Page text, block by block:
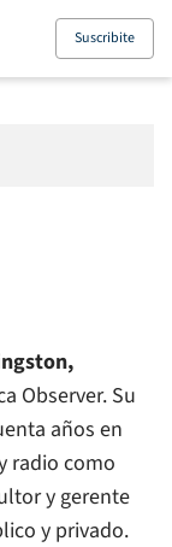
Suscribite
Observer. Su
años en
radio como
y gerente
y privado.